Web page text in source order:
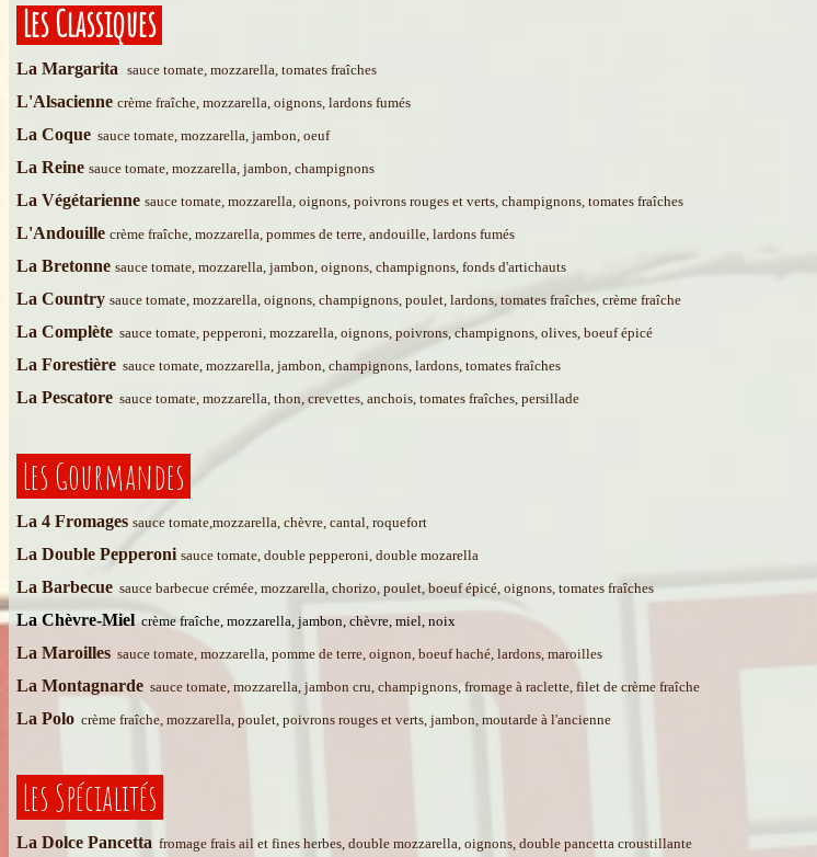
Les Classiques
La Margarita sauce tomate, mozzarella, tomates fraîches
L'Alsacienne crème fraîche, mozzarella, oignons, lardons fumés
La Coque sauce tomate, mozzarella, jambon, oeuf
La Reine sauce tomate, mozzarella, jambon, champignons
La Végétarienne sauce tomate, mozzarella, oignons, poivrons rouges et verts, champignons, tomates fraîches
L'Andouille crème fraîche, mozzarella, pommes de terre, andouille, lardons fumés
La Bretonne sauce tomate, mozzarella, jambon, oignons, champignons, fonds d'artichauts
La Country sauce tomate, mozzarella, oignons, champignons, poulet, lardons, tomates fraîches, crème fraîche
La Complète sauce tomate, pepperoni, mozzarella, oignons, poivrons, champignons, olives, boeuf épicé
La Forestière sauce tomate, mozzarella, jambon, champignons, lardons, tomates fraîches
La Pescatore sauce tomate, mozzarella, thon, crevettes, anchois, tomates fraîches, persillade
Les Gourmandes
La 4 Fromages sauce tomate,mozzarella, chèvre, cantal, roquefort
La Double Pepperoni sauce tomate, double pepperoni, double mozarella
La Barbecue sauce barbecue crémée, mozzarella, chorizo, poulet, boeuf épicé, oignons, tomates fraîches
La Chèvre-Miel crème fraîche, mozzarella, jambon, chèvre, miel, noix
La Maroilles sauce tomate, mozzarella, pomme de terre, oignon, boeuf haché, lardons, maroilles
La Montagnarde sauce tomate, mozzarella, jambon cru, champignons, fromage à raclette, filet de crème fraîche
La Polo crème fraîche, mozzarella, poulet, poivrons rouges et verts, jambon, moutarde à l'ancienne
Les Spécialités
La Dolce Pancetta fromage frais ail et fines herbes, double mozzarella, oignons, double pancetta croustillante